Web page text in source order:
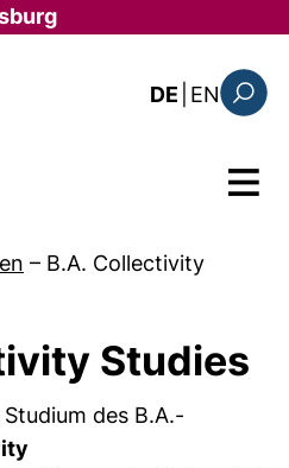
Direkt zum Inhalt
DE EN: the
Menü
– B.A. Collectivity
Studies
des B.A.-